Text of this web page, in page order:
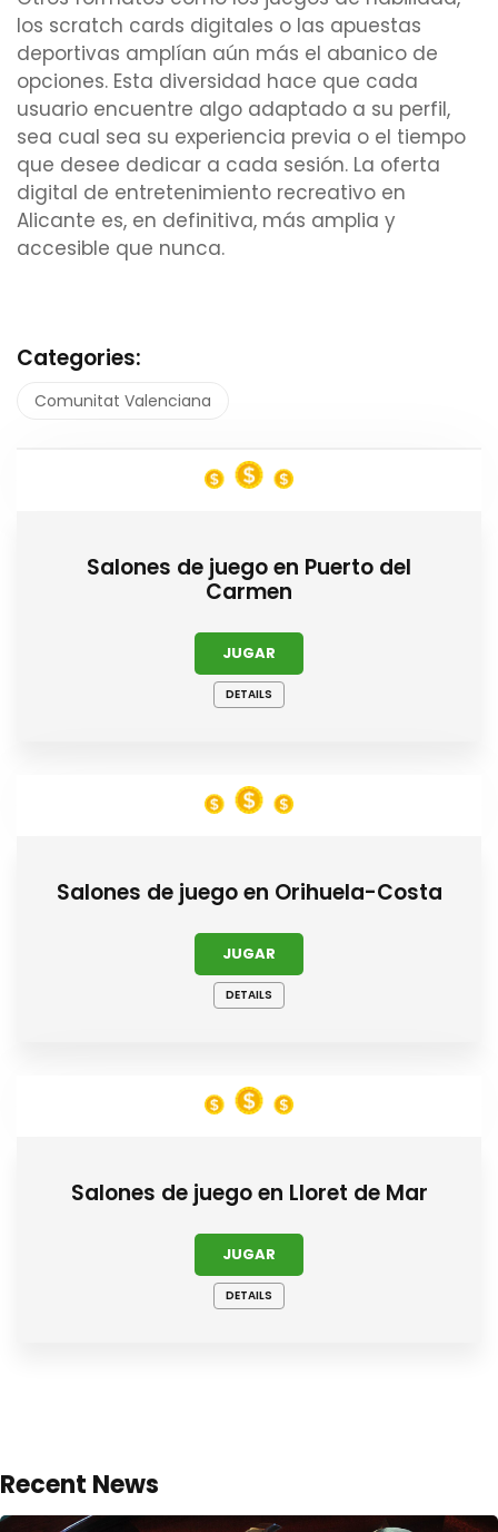
los scratch cards digitales o las apuestas
deportivas amplían aún más el abanico de
opciones. Esta diversidad hace que cada
usuario encuentre algo adaptado a su perfil,
sea cual sea su experiencia previa o el tiempo
que desee dedicar a cada sesión. La oferta
digital de entretenimiento recreativo en
Alicante es, en definitiva, más amplia y
accesible que nunca.
Categories:
Comunitat Valenciana
Salones de juego en Puerto del
Carmen
JUGAR
DETAILS
Salones de juego en Orihuela-Costa
JUGAR
DETAILS
Salones de juego en Lloret de Mar
JUGAR
DETAILS
Recent News